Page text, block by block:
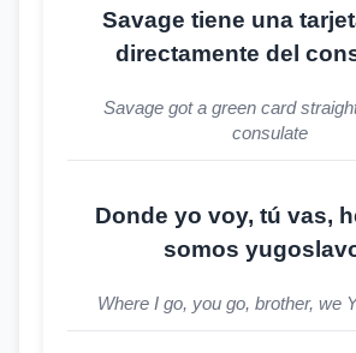
Savage tiene una
directamente del
Savage got a green card
consulate
Donde yo voy, tú vas,
somos
Where I go, you go, brother, we